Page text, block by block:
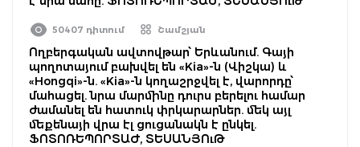
50407 դիտում Շամշյան
Ողբերգական ավտովթար՝ Երևանում. Գայի
պողոտայում բախվել են «Kia»-ն (Վիշկա) և
«Hongqi»-ն. «Kia»-ն կողաշրջվել է, վարորդը՝
մահացել. նրա մարմինը դուրս բերելու համար
ժամանել են հատուկ փրկարարներ. մեկ այլ
մեքենայի վրա էլ ցուցանակն է ընկել.
ՖՈՏՈՌԵՊՈՐՏԱԺ, ՏԵՍԱՆՅՈւԹ